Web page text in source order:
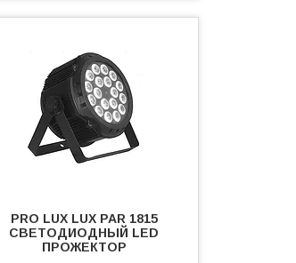
PRO LUX LUX PAR 1815
СВЕТОДИОДНЫЙ LED
ПРОЖЕКТОР